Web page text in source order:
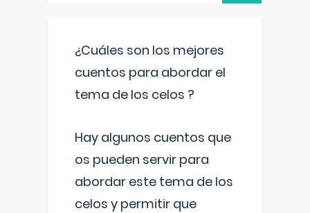
¿Cuáles son los mejores
cuentos para abordar el
tema de los celos ?
Hay algunos cuentos que
os pueden servir para
abordar este tema de los
celos y permitir que